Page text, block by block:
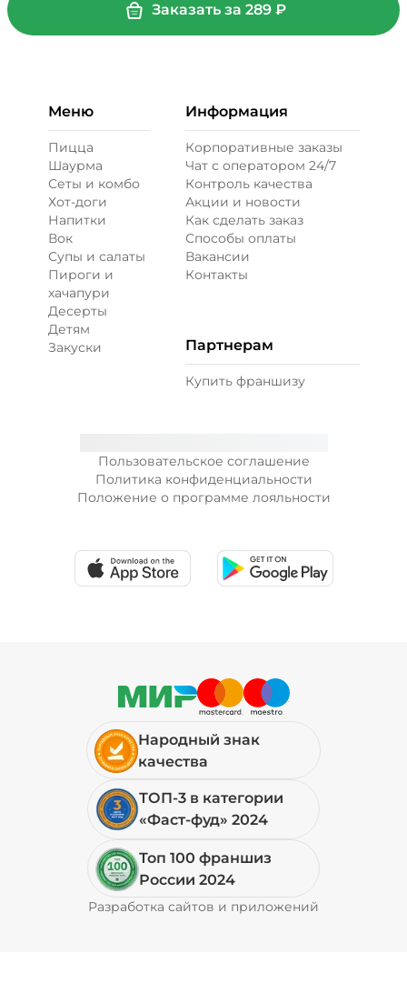
Заказать за 289₽
Пользовательское соглашение
Политика конфиденциальности
Положение о программе лояльности
Меню
Пицца
Шаурма
Сеты и комбо
Хот-доги
Напитки
Вок
Супы и салаты
Пироги и
хачапури
Десерты
Детям
Закуски
Информация
Корпоративные заказы
Чат с оператором 24/7
Контроль качества
Акции и новости
Как сделать заказ
Способы оплаты
Вакансии
Контакты
Партнерам
Купить франшизу
Народный знак
качества
ТОП-3 в категории
«Фаст-фуд» 2024
Топ 100 франшиз
России 2024
Разработка сайтов и приложений
Pyrobyte